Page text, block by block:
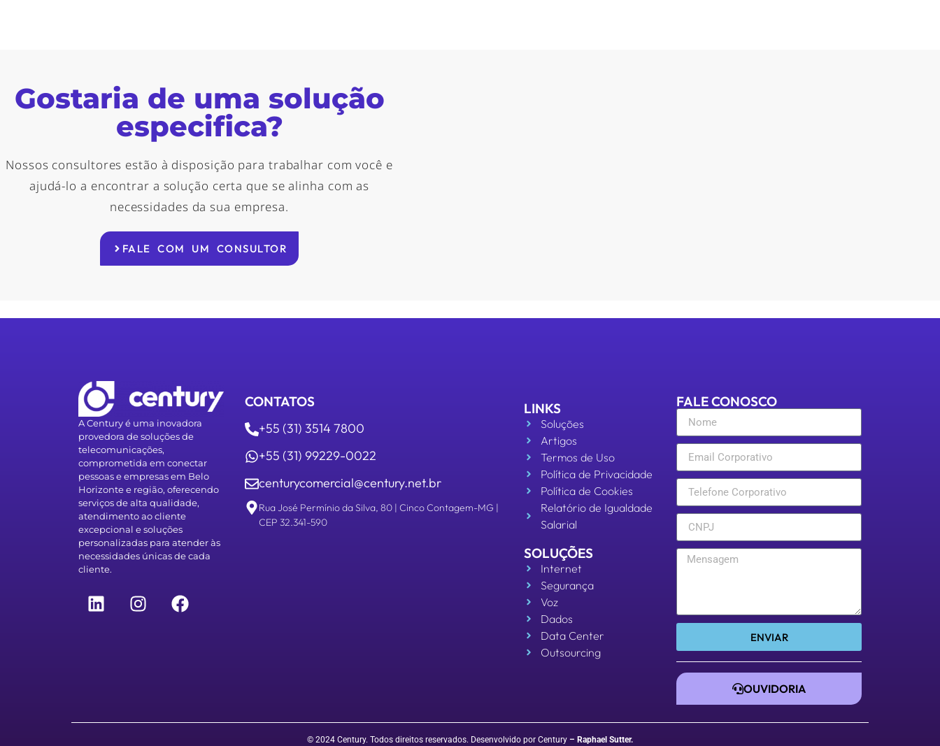
Gostaria de uma solução
especifica?
Nossos consultores estão à disposição para trabalhar com você e
ajudá-lo a encontrar a solução certa que se alinha com as
necessidades da sua empresa.
FALE COM UM CONSULTOR
A Century é uma inovadora
provedora de soluções de
telecomunicações,
comprometida em conectar
pessoas e empresas em Belo
Horizonte e região, oferecendo
serviços de alta qualidade,
atendimento ao cliente
excepcional e soluções
personalizadas para atender às
necessidades únicas de cada
cliente.
CONTATOS
+55 (31) 3514 7800
+55 (31) 99229-0022
centurycomercial@century.net.br
Rua José Permínio da Silva, 80 | Cinco Contagem-MG |
CEP 32.341-590
LINKS
Soluções
Artigos
Termos de Uso
Política de Privacidade
Política de Cookies
Relatório de Igualdade
Salarial
SOLUÇÕES
Internet
Segurança
Voz
Dados
Data Center
Outsourcing
FALE CONOSCO
ENVIAR
OUVIDORIA
© 2024 Century. Todos direitos reservados. Desenvolvido por Century – Raphael Sutter.